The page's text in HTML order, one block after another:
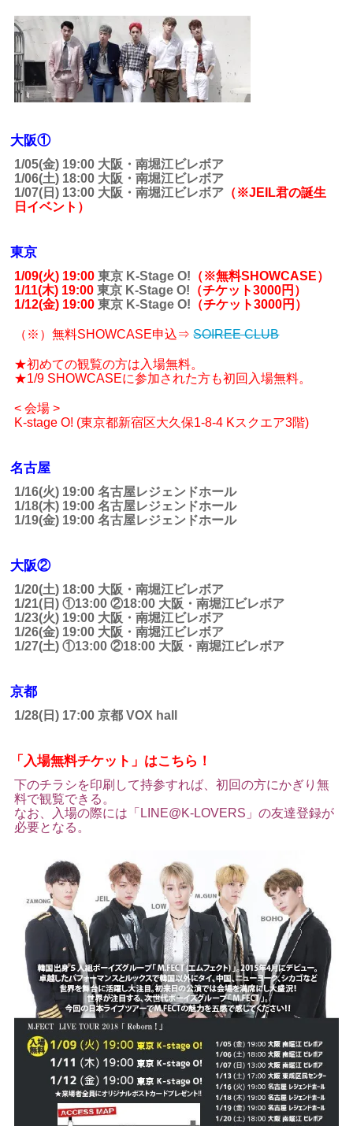
大阪①
1/05(金) 19:00 大阪・南堀江ビレボア
1/06(土) 18:00 大阪・南堀江ビレボア
1/07(日) 13:00 大阪・南堀江ビレボア （※JEIL君の誕生
日イベント）
東京
1/09(火) 19:00 東京 K-Stage O! （※無料SHOWCASE）
1/11(木) 19:00 東京 K-Stage O! （チケット3000円）
1/12(金) 19:00 東京 K-Stage O! （チケット3000円）
（※）無料SHOWCASE申込⇒ SOIREE CLUB
★初めての観覧の方は入場無料。
★1/9 SHOWCASEに参加された方も初回入場無料。
< 会場 >
K-stage O! (東京都新宿区大久保1-8-4 Kスクエア3階)
名古屋
1/16(火) 19:00 名古屋レジェンドホール
1/18(木) 19:00 名古屋レジェンドホール
1/19(金) 19:00 名古屋レジェンドホール
大阪②
1/20(土) 18:00 大阪・南堀江ビレボア
1/21(日) ①13:00 ②18:00 大阪・南堀江ビレボア
1/23(火) 19:00 大阪・南堀江ビレボア
1/26(金) 19:00 大阪・南堀江ビレボア
1/27(土) ①13:00 ②18:00 大阪・南堀江ビレボア
京都
1/28(日) 17:00 京都 VOX hall
「入場無料チケット」はこちら！
下のチラシを印刷して持参すれば、初回の方にかぎり無
料で観覧できる。
なお、入場の際には「LINE@K-LOVERS」の友達登録が
必要となる。